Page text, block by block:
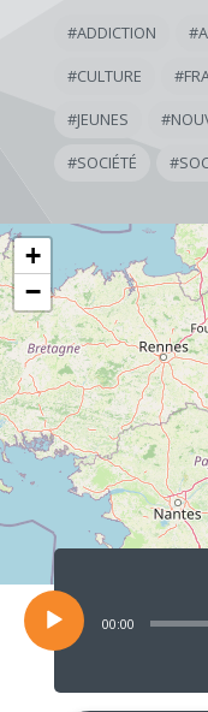
#ADDICTION #
#CULTURE #
#JEUNES #
#SOCIÉTÉ #
+
−
Lecteur
audio
00:00